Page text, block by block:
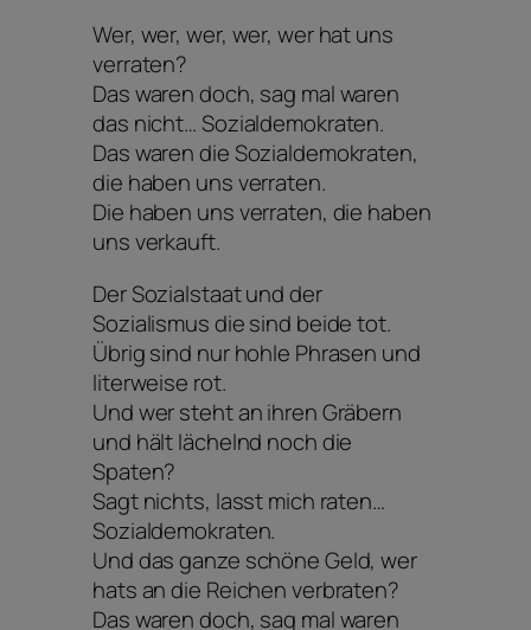
Wer, wer, wer, wer, wer hat uns
verraten?
Das waren doch, sag mal waren
das nicht… Sozialdemokraten.
Das waren die Sozialdemokraten,
die haben uns verraten.
Die haben uns verraten, die haben
uns verkauft.
Der Sozialstaat und der
Sozialismus die sind beide tot.
Übrig sind nur hohle Phrasen und
literweise rot.
Und wer steht an ihren Gräbern
und hält lächelnd noch die
Spaten?
Sagt nichts, lasst mich raten…
Sozialdemokraten.
Und das ganze schöne Geld, wer
hats an die Reichen verbraten?
Das waren doch, sag mal waren